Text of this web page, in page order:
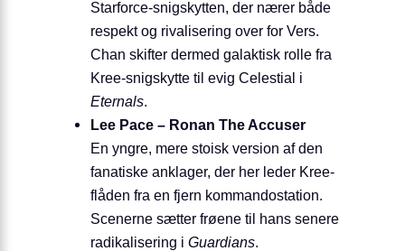
Starforce-snigskytten, der nærer både
respekt og rivalisering over for Vers.
Chan skifter dermed galaktisk rolle fra
Kree-snigskytte til evig Celestial i
Eternals.
Lee Pace – Ronan The Accuser
En yngre, mere stoisk version af den
fanatiske anklager, der her leder Kree-
flåden fra en fjern kommandostation.
Scenerne sætter frøene til hans senere
radikalisering i Guardians.